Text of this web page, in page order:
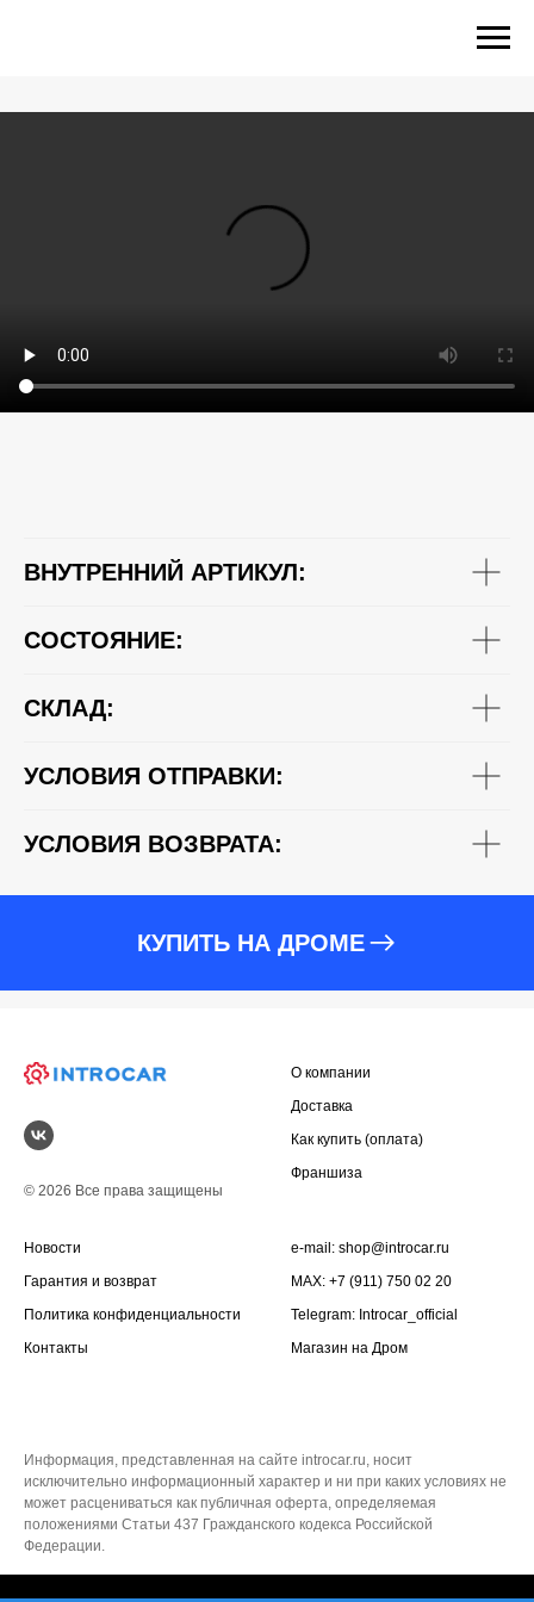
ВНУТРЕННИЙ АРТИКУЛ:
СОСТОЯНИЕ:
СКЛАД:
УСЛОВИЯ ОТПРАВКИ:
УСЛОВИЯ ВОЗВРАТА:
КУПИТЬ НА ДРОМЕ
© 2026 Все права защищены
О компании
Доставка
Как купить (оплата)
Франшиза
Новости
Гарантия и возврат
Политика конфиденциальности
Контакты
e-mail: shop@introcar.ru
MAX: +7 (911) 750 02 20
Telegram: Introcar_official
Магазин на Дром
Информация, представленная на сайте introcar.ru, носит
исключительно информационный характер и ни при каких условиях не
может расцениваться как публичная оферта, определяемая
положениями Статьи 437 Гражданского кодекса Российской
Федерации.